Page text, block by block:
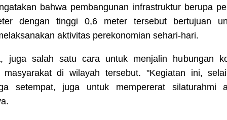
bahwa pembangunan infrastruktur berupa
dengan tinggi 0,6 meter tersebut bertujuan
aktivitas perekonomian sehari-hari.
juga salah satu cara untuk menjalin hubungan
masyarakat di wilayah tersebut. "Kegiatan ini,
setempat, juga untuk mempererat silaturahmi